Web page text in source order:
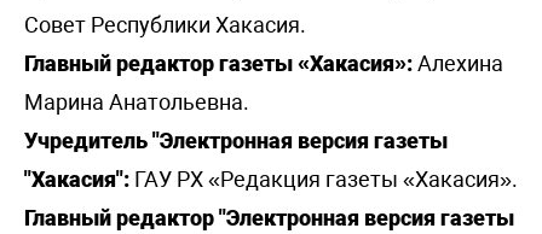
Совет Республики Хакасия.
Главный редактор газеты «Хакасия»:Алехина
Марина Анатольевна.
Учредитель "Электронная версия газеты
"Хакасия": ГАУ РХ «Редакция газеты «Хакасия».
Главный редактор "Электронная версия газеты